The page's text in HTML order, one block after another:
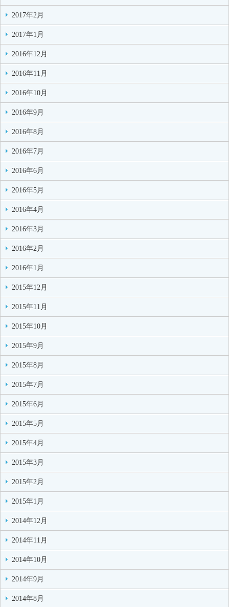
2017年2月
2017年1月
2016年12月
2016年11月
2016年10月
2016年9月
2016年8月
2016年7月
2016年6月
2016年5月
2016年4月
2016年3月
2016年2月
2016年1月
2015年12月
2015年11月
2015年10月
2015年9月
2015年8月
2015年7月
2015年6月
2015年5月
2015年4月
2015年3月
2015年2月
2015年1月
2014年12月
2014年11月
2014年10月
2014年9月
2014年8月